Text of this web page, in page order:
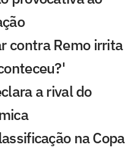
contra Remo irrita
a rival do
na Copa